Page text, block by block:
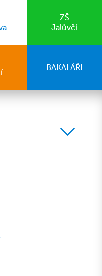
ZŠ
Jalůvčí
BAKALÁŘI